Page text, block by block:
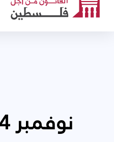
نوفمبر 14, 2020